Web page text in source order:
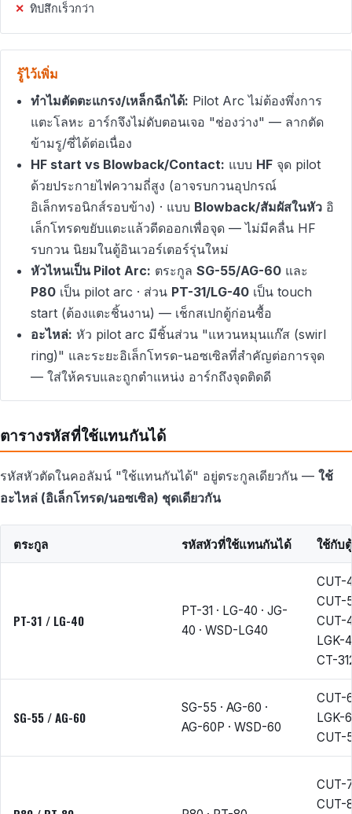
ทิปสึกเร็วกว่า
รู้ไว้เพิ่ม
ทำไมตัดตะแกรง/เหล็กฉีกได้: Pilot Arc ไม่ต้องพึ่งการ
แตะโลหะ อาร์กจึงไม่ดับตอนเจอ "ช่องว่าง" — ลากตัด
ข้ามรู/ซี่ได้ต่อเนื่อง
HF start vs Blowback/Contact: แบบ HFจุด pilot
ด้วยประกายไฟความถี่สูง (อาจรบกวนอุปกรณ์
อิเล็กทรอนิกส์รอบข้าง) · แบบ Blowback/สัมผัสในหัวอิ
เล็กโทรดขยับแตะแล้วดีดออกเพื่อจุด — ไม่มีคลื่น HF
รบกวน นิยมในตู้อินเวอร์เตอร์รุ่นใหม่
หัวไหนเป็น Pilot Arc: ตระกูล SG-55/AG-60และ
P80เป็น pilot arc · ส่วน PT-31/LG-40เป็น touch
start (ต้องแตะชิ้นงาน) — เช็กสเปกตู้ก่อนซื้อ
อะไหล่: หัว pilot arc มีชิ้นส่วน "แหวนหมุนแก๊ส (swirl
ring)" และระยะอิเล็กโทรด-นอซเซิลที่สำคัญต่อการจุด
— ใส่ให้ครบและถูกตำแหน่ง อาร์กถึงจุดติดดี
ตารางรหัสที่ใช้แทนกันได้
รหัสหัวตัดในคอลัมน์ "ใช้แทนกันได้" อยู่ตระกูลเดียวกัน — ใช้
อะไหล่ (อิเล็กโทรด/นอซเซิล) ชุดเดียวกัน
ตระกูล รหัสหัวที่ใช้แทนกันได้ ใช้กับตู้
PT-31 / LG-40
PT-31 · LG-40 · JG-
40 · WSD-LG40
CUT-
CUT-
CUT-
LGK-
CT-
SG-55 / AG-60
SG-55 · AG-60 ·
AG-60P · WSD-60
CUT-
LGK-
CUT-
CUT-
CUT-